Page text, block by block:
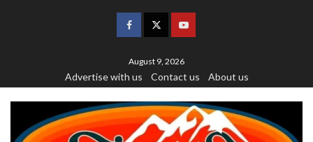
August 9, 2026
Advertise with us Contact us About us